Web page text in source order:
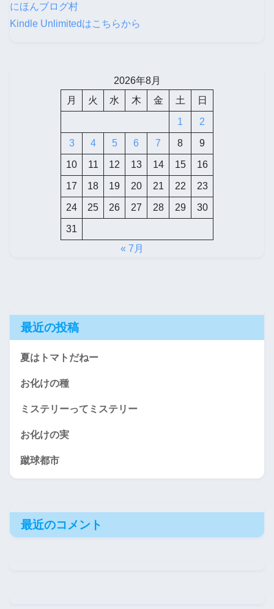
にほんブログ村
Kindle Unlimitedはこちらから
2026年8月
月
火 水 木 金 土 日
1 2
3 4 5 6 7 8 9
10 11 12 13 14 15 16
17 18 19 20 21 22 23
24 25 26 27 28 29 30
31
« 7月
最近の投稿
夏はトマトだねー
お化けの種
ミステリーってミステリー
お化けの実
蹴球都市
最近のコメント